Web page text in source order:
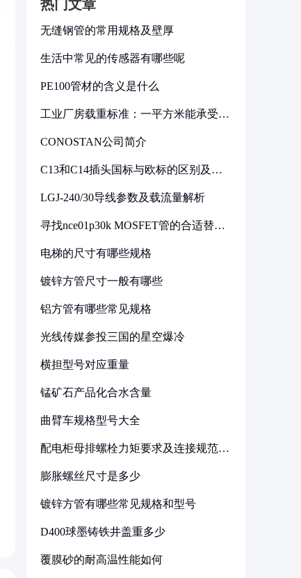
热门文章
无缝钢管的常用规格及壁厚
生活中常见的传感器有哪些呢
PE100管材的含义是什么
工业厂房载重标准：一平方米能承受多
CONOSTAN公司简介
C13和C14插头国标与欧标的区别及其
LGJ-240/30导线参数及载流量解析
寻找nce01p30k MOSFET管的合适替代
电梯的尺寸有哪些规格
镀锌方管尺寸一般有哪些
铝方管有哪些常见规格
光线传媒参投三国的星空爆冷
横担型号对应重量
锰矿石产品化合水含量
曲臂车规格型号大全
配电柜母排螺栓力矩要求及连接规范详
膨胀螺丝尺寸是多少
镀锌方管有哪些常见规格和型号
D400球墨铸铁井盖重多少
覆膜砂的耐高温性能如何